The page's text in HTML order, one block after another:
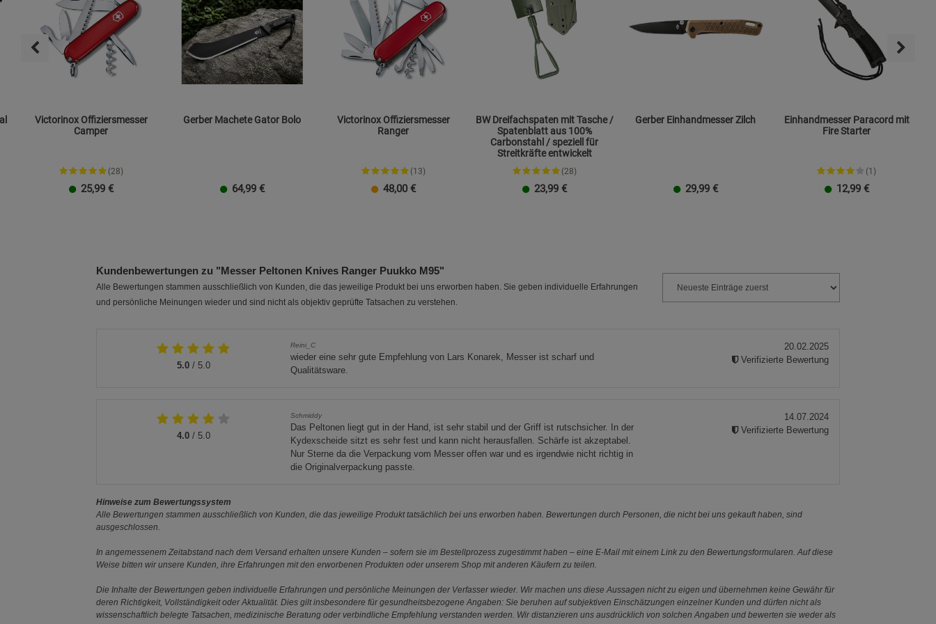
Victorinox Offiziersmesser
Camper
(28)
25,99 €
Gerber Machete Gator Bolo
64,99 €
Victorinox Offiziersmesser
Ranger
(13)
48,00 €
BW Dreifachspaten mit Tasche /
Spatenblatt aus 100%
Carbonstahl / speziell für
Streitkräfte entwickelt
(28)
23,99 €
Gerber Einhandmesser Zilch
29,99 €
Einhandmesser Paracord mit
Fire Starter
(1)
12,99 €
Kundenbewertungen zu "Messer Peltonen Knives Ranger Puukko M95"
Alle Bewertungen stammen ausschließlich von Kunden, die das jeweilige Produkt bei uns erworben haben. Sie geben individuelle Erfahrungen
und persönliche Meinungen wieder und sind nicht als objektiv geprüfte Tatsachen zu verstehen.
5.0/ 5.0
Reini_C
wieder eine sehr gute Empfehlung von Lars Konarek, Messer ist scharf und
Qualitätsware.
20.02.2025
Verifizierte Bewertung
4.0/ 5.0
Schmiddy
Das Peltonen liegt gut in der Hand, ist sehr stabil und der Griff ist rutschsicher. In der
Kydexscheide sitzt es sehr fest und kann nicht herausfallen. Schärfe ist akzeptabel.
Nur Sterne da die Verpackung vom Messer offen war und es irgendwie nicht richtig in
die Originalverpackung passte.
14.07.2024
Verifizierte Bewertung
Hinweise zum Bewertungssystem
Alle Bewertungen stammen ausschließlich von Kunden, die das jeweilige Produkt tatsächlich bei uns erworben haben. Bewertungen durch Personen, die nicht bei uns gekauft haben, sind
ausgeschlossen.
In angemessenem Zeitabstand nach dem Versand erhalten unsere Kunden – sofern sie im Bestellprozess zugestimmt haben – eine E-Mail mit einem Link zu den Bewertungsformularen. Auf diese
Weise bitten wir unsere Kunden, ihre Erfahrungen mit den erworbenen Produkten oder unserem Shop mit anderen Käufern zu teilen.
Die Inhalte der Bewertungen geben individuelle Erfahrungen und persönliche Meinungen der Verfasser wieder. Wir machen uns diese Aussagen nicht zu eigen und übernehmen keine Gewähr für
deren Richtigkeit, Vollständigkeit oder Aktualität. Dies gilt insbesondere für gesundheitsbezogene Angaben: Sie beruhen auf subjektiven Einschätzungen einzelner Kunden und dürfen nicht als
wissenschaftlich belegte Tatsachen, medizinische Beratung oder verbindliche Empfehlung verstanden werden. Wir distanzieren uns ausdrücklich von solchen Angaben und bewerten sie weder als